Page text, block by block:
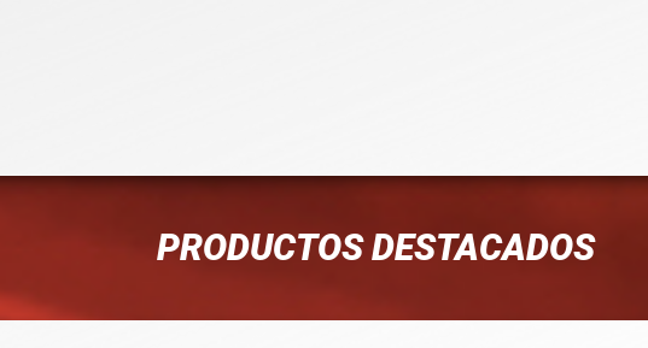
PRODUCTOS DESTACADOS